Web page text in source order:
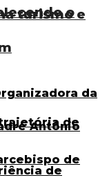
turismo e
o